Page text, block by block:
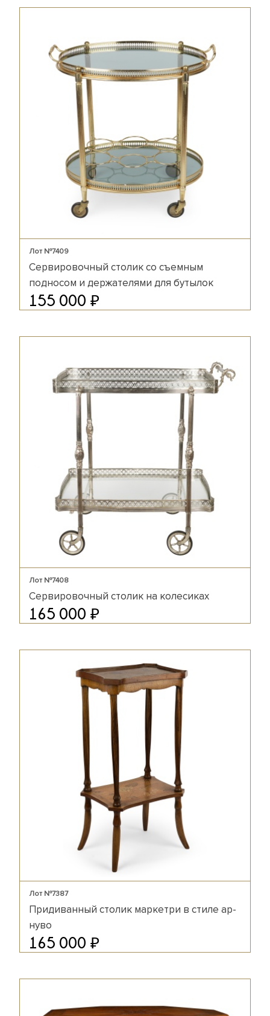
Лот №7409
Сервировочный столик со съемным
подносом и держателями для бутылок
155 000 ₽
Лот №7408
Сервировочный столик на колесиках
165 000 ₽
Лот №7387
Придиванный столик маркетри в стиле ар-
нуво
165 000 ₽